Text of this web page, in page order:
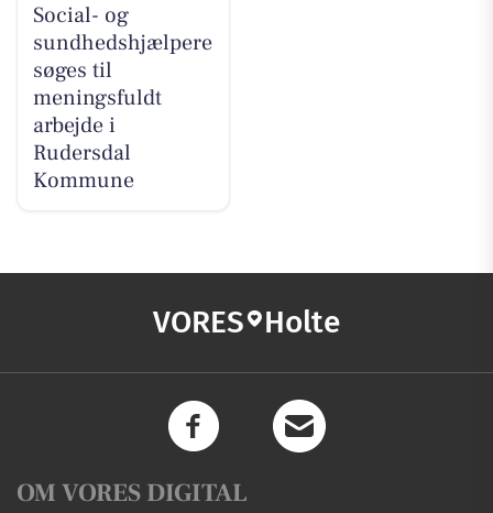
Social- og
sundhedshjælpere
søges til
meningsfuldt
arbejde i
Rudersdal
Kommune
VORES Holte
OM VORES DIGITAL